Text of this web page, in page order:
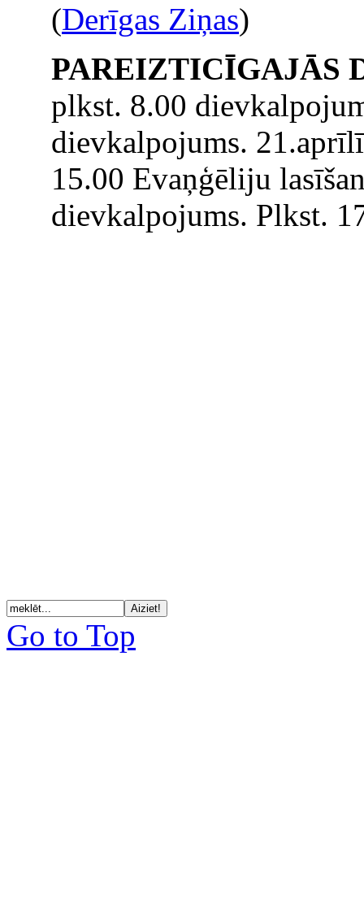
(Derīgas Ziņas)
PAREIZTICĪGAJĀS
plkst. 8.00
dievkalpojums.
15.00 Evaņģēliju
dievkalpojums. Plkst.
Go to Top